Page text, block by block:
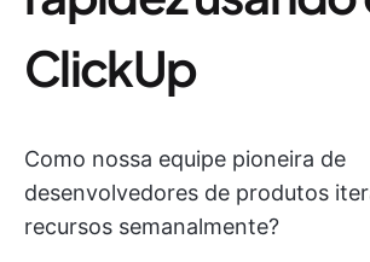
ClickUp
Como nossa equipe pioneira de
desenvolvedores de produtos
recursos semanalmente?